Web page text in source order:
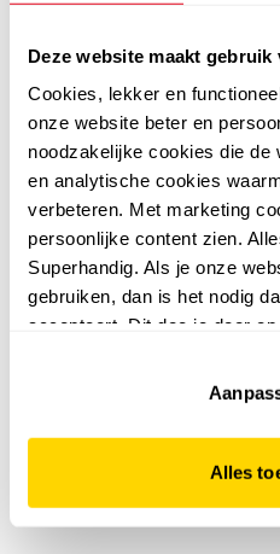
Deze website maakt gebruik
Cookies, lekker en
onze website beter en
noodzakelijke cookies die de
en analytische cookies
verbeteren. Met marketing
persoonlijke content zien.
Superhandig. Als je onze
gebruiken, dan is het nodig
accepteert. Dit doe je door
website niet optimaal
Alles